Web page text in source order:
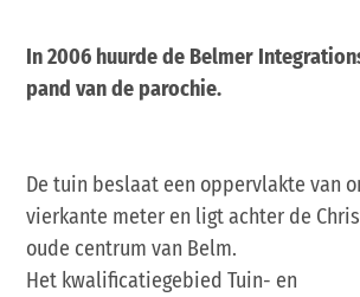
In 2006 huurde de Belmer
pand van de parochie.
De tuin beslaat een oppervlakte van
vierkante meter en ligt achter de
oude centrum van Belm.
Het kwalificatiegebied Tuin- en